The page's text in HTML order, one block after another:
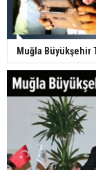
Muğla Büyükşehir